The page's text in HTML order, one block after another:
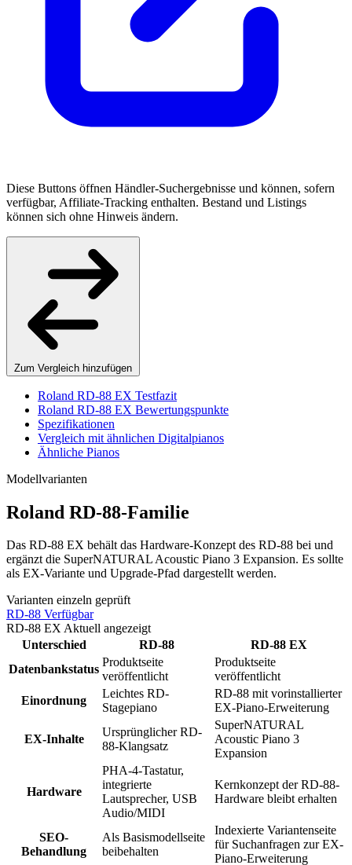
Diese Buttons öffnen Händler-Suchergebnisse und können, sofern
verfügbar, Affiliate-Tracking enthalten. Bestand und Listings
können sich ohne Hinweis ändern.
Zum Vergleich hinzufügen
Roland RD-88 EX Testfazit
Roland RD-88 EX Bewertungspunkte
Spezifikationen
Vergleich mit ähnlichen Digitalpianos
Ähnliche Pianos
Modellvarianten
Roland RD-88-Familie
Das RD-88 EX behält das Hardware-Konzept des RD-88 bei und
ergänzt die SuperNATURAL Acoustic Piano 3 Expansion. Es sollte
als EX-Variante und Upgrade-Pfad dargestellt werden.
Varianten einzeln geprüft
RD-88 Verfügbar
RD-88 EXAktuell angezeigt
Unterschied
RD-88
RD-88 EX
Datenbankstatus
Produktseite
veröffentlicht
Produktseite
veröffentlicht
Einordnung
Leichtes RD-
Stagepiano
RD-88 mit vorinstallierter
EX-Piano-Erweiterung
EX-Inhalte
Ursprünglicher RD-
88-Klangsatz
SuperNATURAL
Acoustic Piano 3
Expansion
Hardware
PHA-4-Tastatur,
integrierte
Lautsprecher, USB
Audio/MIDI
Kernkonzept der RD-88-
Hardware bleibt erhalten
SEO-
Behandlung
Als Basismodellseite
beibehalten
Indexierte Variantenseite
für Suchanfragen zur EX-
Piano-Erweiterung